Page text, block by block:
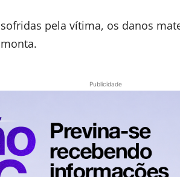
pela vítima, os danos
Publicidade